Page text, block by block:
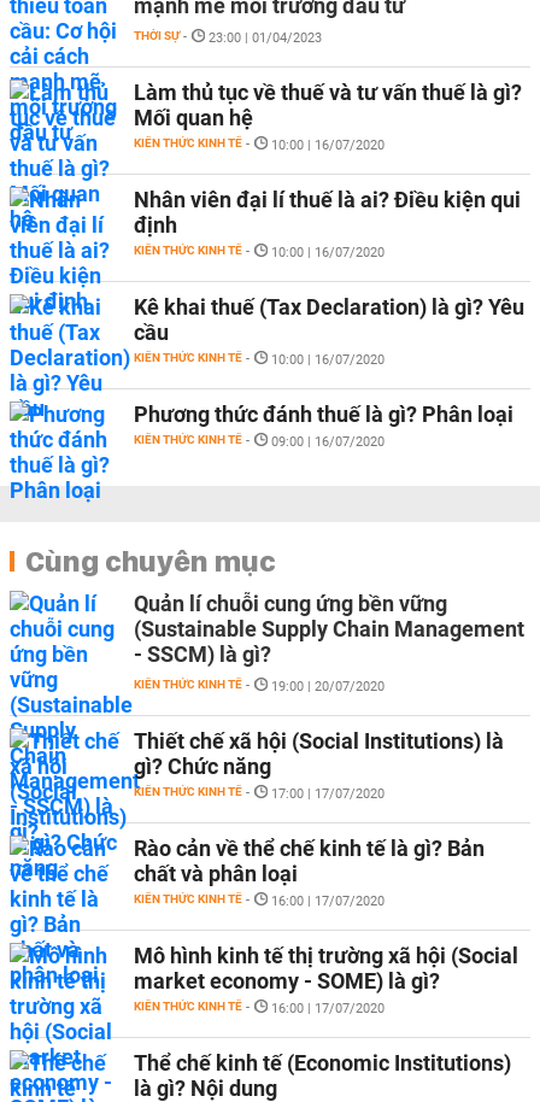
mạnh mẽ môi trường đầu tư
THỜI SỰ - 23:00 | 01/04/2023
Làm thủ tục về thuế và tư vấn thuế là gì?
Mối quan hệ
KIẾN THỨC KINH TẾ - 10:00 | 16/07/2020
Nhân viên đại lí thuế là ai? Điều kiện qui
định
KIẾN THỨC KINH TẾ - 10:00 | 16/07/2020
Kê khai thuế (Tax Declaration) là gì? Yêu
cầu
KIẾN THỨC KINH TẾ - 10:00 | 16/07/2020
Phương thức đánh thuế là gì? Phân loại
KIẾN THỨC KINH TẾ - 09:00 | 16/07/2020
Cùng chuyên mục
Quản lí chuỗi cung ứng bền vững
(Sustainable Supply Chain Management
- SSCM) là gì?
KIẾN THỨC KINH TẾ - 19:00 | 20/07/2020
Thiết chế xã hội (Social Institutions) là
gì? Chức năng
KIẾN THỨC KINH TẾ - 17:00 | 17/07/2020
Rào cản về thể chế kinh tế là gì? Bản
chất và phân loại
KIẾN THỨC KINH TẾ - 16:00 | 17/07/2020
Mô hình kinh tế thị trường xã hội (Social
market economy - SOME) là gì?
KIẾN THỨC KINH TẾ - 16:00 | 17/07/2020
Thể chế kinh tế (Economic Institutions)
là gì? Nội dung